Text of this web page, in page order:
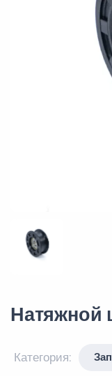
Натяжной
Категория: